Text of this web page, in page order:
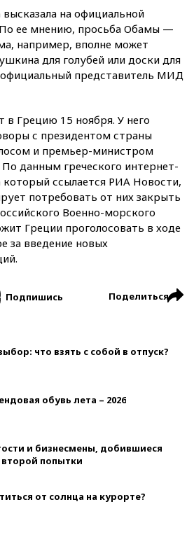
на официальной
По ее мнению, просьба Обамы —
например, вполне может
для голубей или доски для
официальный представитель МИД
в Грецию 15 ноября. У него
с президентом страны
и премьер-министром
данным греческого интернет-
который ссылается РИА Новости,
потребовать от них закрыть
Военно-морского
Греции проголосовать в ходе
за введение новых
Подпишись Поделиться
что взять с собой в отпуск?
обувь лета – 2026
и бизнесмены, добившиеся
второй попытки
от солнца на курорте?